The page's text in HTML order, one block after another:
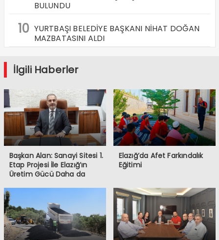
BULUNDU
10 YURTBAŞI BELEDİYE BAŞKANI NİHAT DOĞAN
MAZBATASINI ALDI
İlgili Haberler
Başkan Alan: Sanayi Sitesi 1.
Etap Projesi İle Elazığ’ın
Üretim Gücü Daha da
Elazığ’da Afet Farkındalık
Eğitimi